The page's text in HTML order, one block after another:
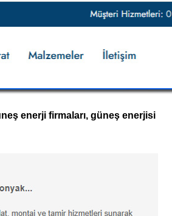
enerji firmaları, güneş enerjisi